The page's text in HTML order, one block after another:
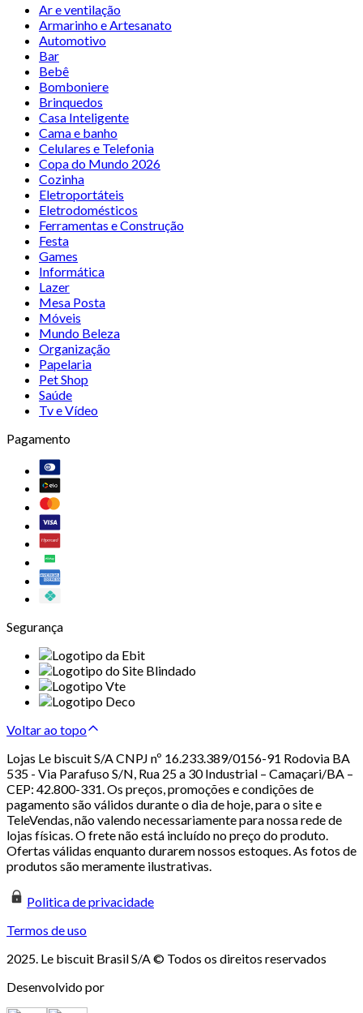
Ar e ventilação
Armarinho e Artesanato
Automotivo
Bar
Bebê
Bomboniere
Brinquedos
Casa Inteligente
Cama e banho
Celulares e Telefonia
Copa do Mundo 2026
Cozinha
Eletroportáteis
Eletrodomésticos
Ferramentas e Construção
Festa
Games
Informática
Lazer
Mesa Posta
Móveis
Mundo Beleza
Organização
Papelaria
Pet Shop
Saúde
Tv e Vídeo
Pagamento
Segurança
Voltar ao topo
Lojas Le biscuit S/A CNPJ nº 16.233.389/0156-91 Rodovia BA
535 - Via Parafuso S/N, Rua 25 a 30 Industrial – Camaçari/BA –
CEP: 42.800-331. Os preços, promoções e condições de
pagamento são válidos durante o dia de hoje, para o site e
TeleVendas, não valendo necessariamente para nossa rede de
lojas físicas. O frete não está incluído no preço do produto.
Ofertas válidas enquanto durarem nossos estoques. As fotos de
produtos são meramente ilustrativas.
Politica de privacidade
Termos de uso
2025. Le biscuit Brasil S/A © Todos os direitos reservados
Desenvolvido por